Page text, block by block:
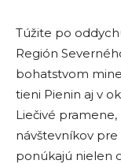
Túžite po
Región
bohatstvom
tieni Pienin aj v
Liečivé
návštevníkov pre
ponúkajú nielen